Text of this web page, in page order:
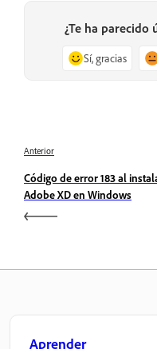
¿Te ha parecido
Sí, gracias
Anterior
Código de error 183 al
Adobe XD en Windows
Aprender